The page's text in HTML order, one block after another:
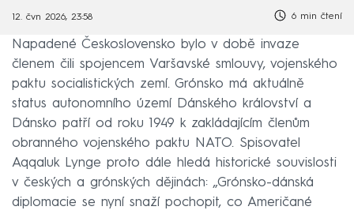
12. čvn 2026, 23:58 6 min čtení
Napadené Československo bylo v době invaze
členem čili spojencem Varšavské smlouvy, vojenského
paktu socialistických zemí. Grónsko má aktuálně
status autonomního území Dánského království a
Dánsko patří od roku 1949 k zakládajícím členům
obranného vojenského paktu NATO. Spisovatel
Aqqaluk Lynge proto dále hledá historické souvislosti
v českých a grónských dějinách: „Grónsko-dánská
diplomacie se nyní snaží pochopit, co Američané